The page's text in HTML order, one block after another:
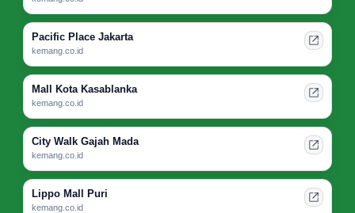
Pacific Place Jakarta
kemang.co.id
Mall Kota Kasablanka
kemang.co.id
City Walk Gajah Mada
kemang.co.id
Lippo Mall Puri
kemang.co.id